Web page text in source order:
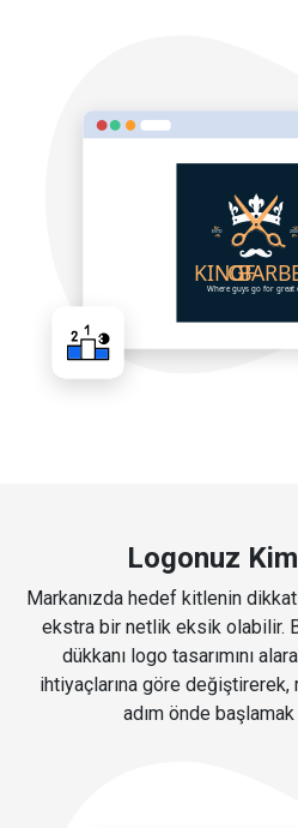
Logonuz
Markanızda hedef kitlenin
ekstra bir netlik eksik olabilir.
dükkanı logo tasarımını
ihtiyaçlarına göre
adım önde